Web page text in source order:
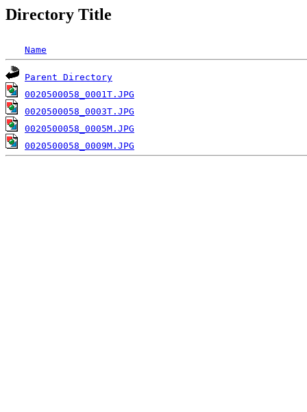
Directory Title
Name
Parent Directory
0020500058_0001T.JPG
0020500058_0003T.JPG
0020500058_0005M.JPG
0020500058_0009M.JPG